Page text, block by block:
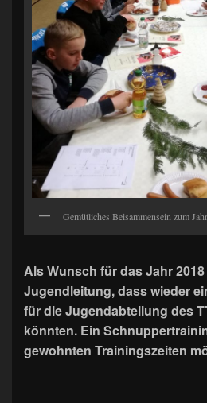
Gemütliches Beisammensein zum
Als Wunsch für das Jahr
Jugendleitung, dass wieder
für die Jugendabteilung des
könnten. Ein
gewohnten Trainingszeiten